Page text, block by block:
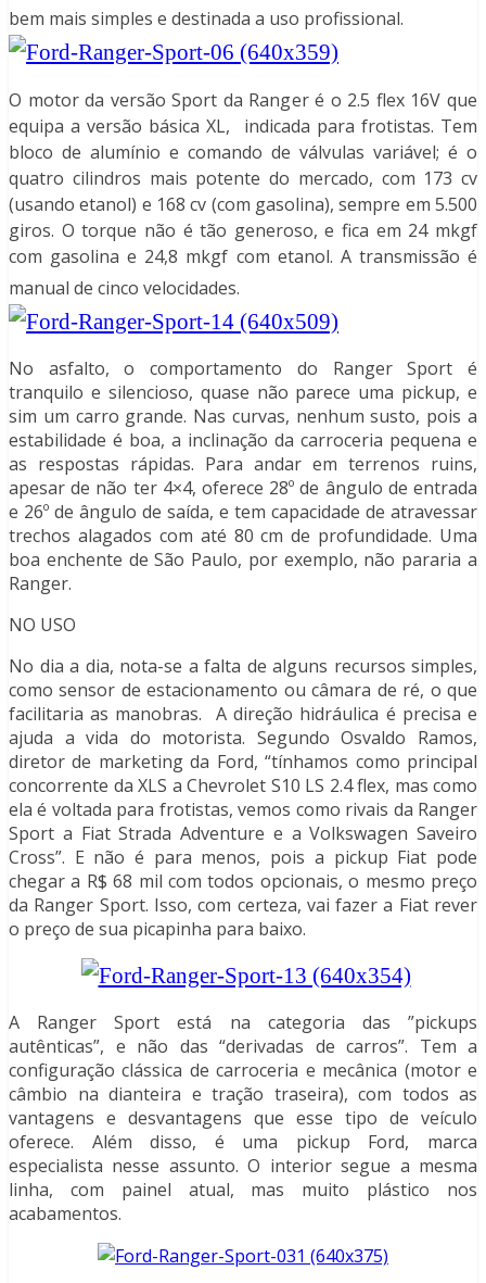
bem mais simples e destinada a uso profissional.
O motor da versão Sport da Ranger é o 2.5 flex 16V que
equipa a versão básica XL, indicada para frotistas. Tem
bloco de alumínio e comando de válvulas variável; é o
quatro cilindros mais potente do mercado, com 173 cv
(usando etanol) e 168 cv (com gasolina), sempre em 5.500
giros. O torque não é tão generoso, e fica em 24 mkgf
com gasolina e 24,8 mkgf com etanol. A transmissão é
manual de cinco velocidades.
No asfalto, o comportamento do Ranger Sport é
tranquilo e silencioso, quase não parece uma pickup, e
sim um carro grande. Nas curvas, nenhum susto, pois a
estabilidade é boa, a inclinação da carroceria pequena e
as respostas rápidas. Para andar em terrenos ruins,
apesar de não ter 4×4, oferece 28º de ângulo de entrada
e 26º de ângulo de saída, e tem capacidade de atravessar
trechos alagados com até 80 cm de profundidade. Uma
boa enchente de São Paulo, por exemplo, não pararia a
Ranger.
NO USO
No dia a dia, nota-se a falta de alguns recursos simples,
como sensor de estacionamento ou câmara de ré, o que
facilitaria as manobras. A direção hidráulica é precisa e
ajuda a vida do motorista. Segundo Osvaldo Ramos,
diretor de marketing da Ford, “tínhamos como principal
concorrente da XLS a Chevrolet S10 LS 2.4 flex, mas como
ela é voltada para frotistas, vemos como rivais da Ranger
Sport a Fiat Strada Adventure e a Volkswagen Saveiro
Cross”. E não é para menos, pois a pickup Fiat pode
chegar a R$ 68 mil com todos opcionais, o mesmo preço
da Ranger Sport. Isso, com certeza, vai fazer a Fiat rever
o preço de sua picapinha para baixo.
A Ranger Sport está na categoria das ”pickups
autênticas”, e não das “derivadas de carros”. Tem a
configuração clássica de carroceria e mecânica (motor e
câmbio na dianteira e tração traseira), com todos as
vantagens e desvantagens que esse tipo de veículo
oferece. Além disso, é uma pickup Ford, marca
especialista nesse assunto. O interior segue a mesma
linha, com painel atual, mas muito plástico nos
acabamentos.